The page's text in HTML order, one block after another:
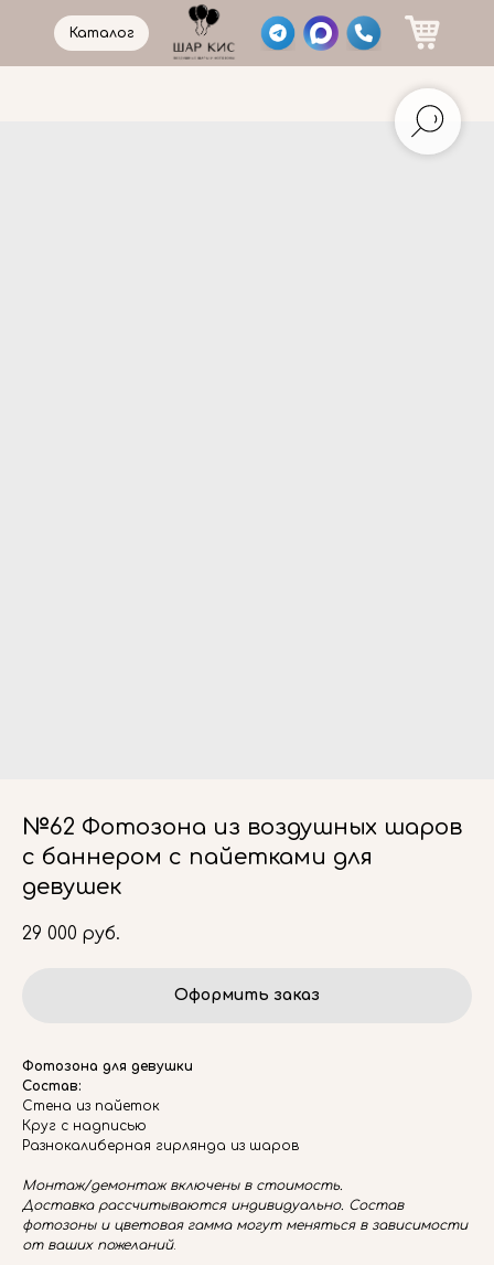
Каталог
№62 Фотозона из воздушных шаров
с баннером с пайетками для
девушек
29 000 руб.
Оформить заказ
Фотозона для девушки
Состав:
Стена из пайеток
Круг с надписью
Разнокалиберная гирлянда из шаров
Монтаж/демонтаж включены в стоимость.
Доставка рассчитываются индивидуально. Состав
фотозоны и цветовая гамма могут меняться в зависимости
от ваших пожеланий.